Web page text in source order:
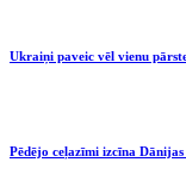
Ukraiņi paveic vēl vienu
Pēdējo ceļazīmi izcīna